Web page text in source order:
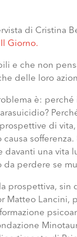
di Cristina
Il Giorno.
e che non
delle loro
è: perché
di
sofferenza.
davanti una vita
da perdere se
prospettiva, sin
Matteo Lancini,